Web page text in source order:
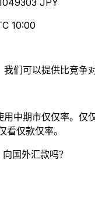
049303 JPY
10:00
我们可以提供比竞争
用中期市仅仅率。仅
看仅款仅率。
国外汇款吗？